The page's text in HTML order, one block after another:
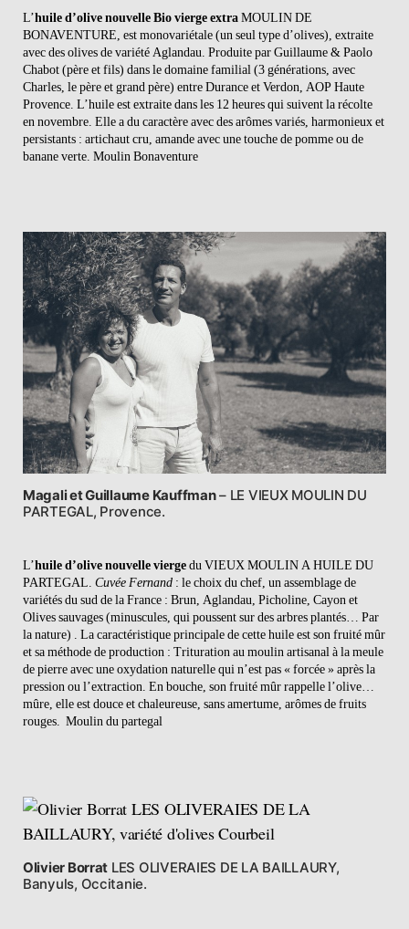
L’huile d’olive nouvelleBio vierge extraMOULIN DE
BONAVENTURE, est monovariétale (un seul type d’olives), extraite
avec des olives de variété Aglandau. Produite par Guillaume & Paolo
Chabot (père et fils) dans le domaine familial (3 générations, avec
Charles, le père et grand père) entre Durance et Verdon, AOP Haute
Provence. L’huile est extraite dans les 12 heures qui suivent la récolte
en novembre. Elle a du caractère avec des arômes variés, harmonieux et
persistants : artichaut cru, amande avec une touche de pomme ou de
banane verte. Moulin Bonaventure
Magali et Guillaume Kauffman– LE VIEUX MOULIN DU
PARTEGAL, Provence.
L’huile d’olive nouvelle viergedu VIEUX MOULIN A HUILE DU
PARTEGAL. Cuvée Fernand : le choix du chef, un assemblage de
variétés du sud de la France : Brun, Aglandau, Picholine, Cayon et
Olives sauvages (minuscules, qui poussent sur des arbres plantés… Par
la nature) . La caractéristique principale de cette huile est son fruité mûr
et sa méthode de production : Trituration au moulin artisanal à la meule
de pierre avec une oxydation naturelle qui n’est pas « forcée » après la
pression ou l’extraction. En bouche, son fruité mûr rappelle l’olive…
mûre, elle est douce et chaleureuse, sans amertume, arômes de fruits
rouges. Moulin du partegal
Olivier Borrat LES OLIVERAIES DE LA BAILLAURY,
Banyuls, Occitanie.